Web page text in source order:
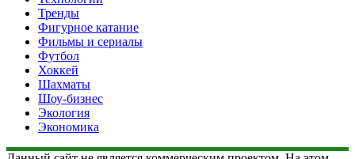
Тренды
Фигурное катание
Фильмы и сериалы
Футбол
Хоккей
Шахматы
Шоу-бизнес
Экология
Экономика